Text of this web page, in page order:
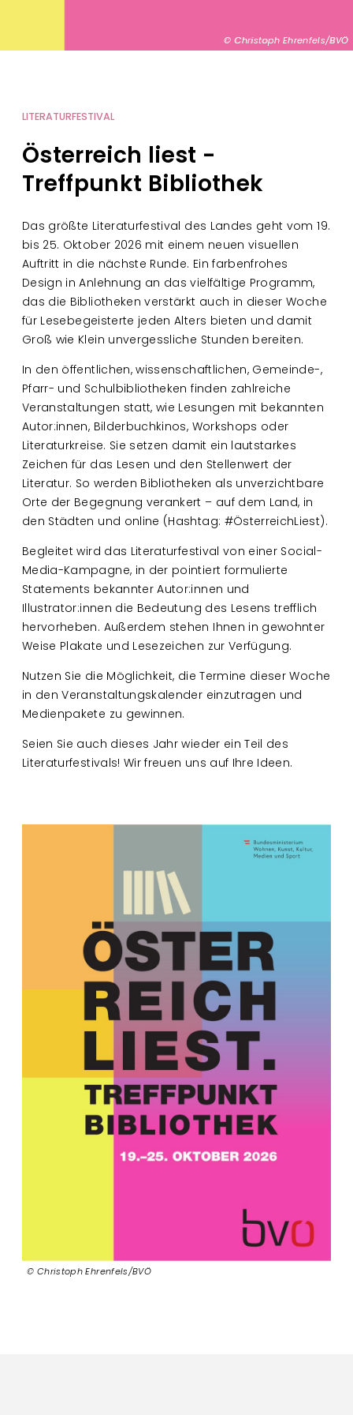
t
Christoph Ehrenfels/BVÖ
LITERATURFESTIVAL
Österreich liest -
Treffpunkt Bibliothek
Das größte Literaturfestival des Landes geht vom 19.
bis 25. Oktober 2026 mit einem neuen visuellen
Auftritt in die nächste Runde. Ein farbenfrohes
Design in Anlehnung an das vielfältige Programm,
das die Bibliotheken verstärkt auch in dieser Woche
für Lesebegeisterte jeden Alters bieten und damit
Groß wie Klein unvergessliche Stunden bereiten.
In den öffentlichen, wissenschaftlichen, Gemeinde-,
Pfarr- und Schulbibliotheken finden zahlreiche
Veranstaltungen statt, wie Lesungen mit bekannten
Autor:innen, Bilderbuchkinos, Workshops oder
Literaturkreise. Sie setzen damit ein lautstarkes
Zeichen für das Lesen und den Stellenwert der
Literatur. So werden Bibliotheken als unverzichtbare
Orte der Begegnung verankert – auf dem Land, in
den Städten und online (Hashtag: #ÖsterreichLiest).
Begleitet wird das Literaturfestival von einer Social-
Media-Kampagne, in der pointiert formulierte
Statements bekannter Autor:innen und
Illustrator:innen die Bedeutung des Lesens trefflich
hervorheben. Außerdem stehen Ihnen in gewohnter
Weise Plakate und Lesezeichen zur Verfügung.
Nutzen Sie die Möglichkeit, die Termine dieser Woche
in den Veranstaltungskalender einzutragen und
Medienpakete zu gewinnen.
Seien Sie auch dieses Jahr wieder ein Teil des
Literaturfestivals! Wir freuen uns auf Ihre Ideen.
Christoph Ehrenfels/BVÖ